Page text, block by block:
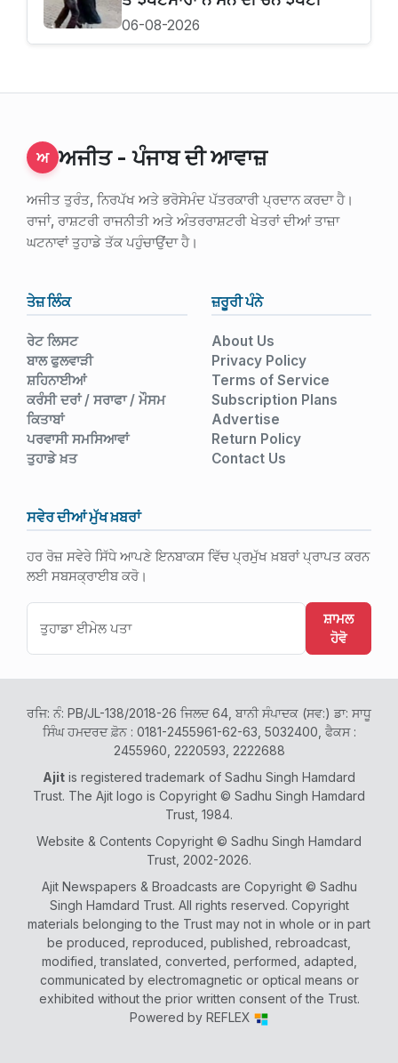
06-08-2026
ਅ ਅਜੀਤ - ਪੰਜਾਬ ਦੀ ਆਵਾਜ਼
ਅਜੀਤ ਤੁਰੰਤ, ਨਿਰਪੱਖ ਅਤੇ ਭਰੋਸੇਮੰਦ ਪੱਤਰਕਾਰੀ ਪ੍ਰਦਾਨ ਕਰਦਾ ਹੈ।
ਰਾਜਾਂ, ਰਾਸ਼ਟਰੀ ਰਾਜਨੀਤੀ ਅਤੇ ਅੰਤਰਰਾਸ਼ਟਰੀ ਖੇਤਰਾਂ ਦੀਆਂ ਤਾਜ਼ਾ
ਘਟਨਾਵਾਂ ਤੁਹਾਡੇ ਤੱਕ ਪਹੁੰਚਾਉਂਦਾ ਹੈ।
ਤੇਜ਼ ਲਿੰਕ
ਰੇਟ ਲਿਸਟ
ਬਾਲ ਫੁਲਵਾੜੀ
ਸ਼ਹਿਨਾਈਆਂ
ਕਰੰਸੀ ਦਰਾਂ / ਸਰਾਫਾ / ਮੌਸਮ
ਕਿਤਾਬਾਂ
ਪਰਵਾਸੀ ਸਮਸਿਆਵਾਂ
ਤੁਹਾਡੇ ਖ਼ਤ
ਜ਼ਰੂਰੀ ਪੰਨੇ
About Us
Privacy Policy
Terms of Service
Subscription Plans
Advertise
Return Policy
Contact Us
ਸਵੇਰ ਦੀਆਂ ਮੁੱਖ ਖ਼ਬਰਾਂ
ਹਰ ਰੋਜ਼ ਸਵੇਰੇ ਸਿੱਧੇ ਆਪਣੇ ਇਨਬਾਕਸ ਵਿੱਚ ਪ੍ਰਮੁੱਖ ਖ਼ਬਰਾਂ ਪ੍ਰਾਪਤ ਕਰਨ
ਲਈ ਸਬਸਕ੍ਰਾਈਬ ਕਰੋ।
ਸ਼ਾਮਲ
ਹੋਵੋ
ਰਜਿ: ਨੰ: PB/JL-138/2018-26 ਜਿਲਦ 64, ਬਾਨੀ ਸੰਪਾਦਕ (ਸਵ:) ਡਾ: ਸਾਧੂ
ਸਿੰਘ ਹਮਦਰਦ ਫ਼ੋਨ : 0181-2455961-62-63, 5032400, ਫੈਕਸ :
2455960, 2220593, 2222688
Ajit is registered trademark of Sadhu Singh Hamdard
Trust. The Ajit logo is Copyright © Sadhu Singh Hamdard
Trust, 1984.
Website & Contents Copyright © Sadhu Singh Hamdard
Trust, 2002-2026.
Ajit Newspapers & Broadcasts are Copyright © Sadhu
Singh Hamdard Trust. All rights reserved. Copyright
materials belonging to the Trust may not in whole or in part
be produced, reproduced, published, rebroadcast,
modified, translated, converted, performed, adapted,
communicated by electromagnetic or optical means or
exhibited without the prior written consent of the Trust.
Powered by REFLEX